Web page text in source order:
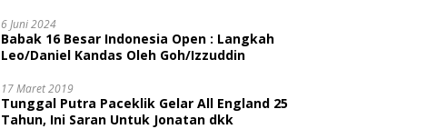
6 Juni 2024
Babak 16 Besar Indonesia Open : Langkah
Leo/Daniel Kandas Oleh Goh/Izzuddin
17 Maret 2019
Tunggal Putra Paceklik Gelar All England 25
Tahun, Ini Saran Untuk Jonatan dkk